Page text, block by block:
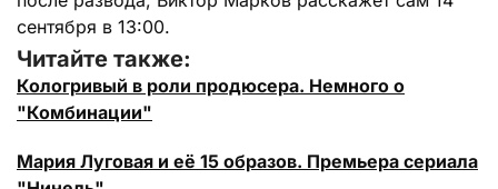
сентября в 13:00.
Читайте также:
Кологривый в роли продюсера. Немного о
"Комбинации"
Мария Луговая и её 15 образов. Премьера сериала